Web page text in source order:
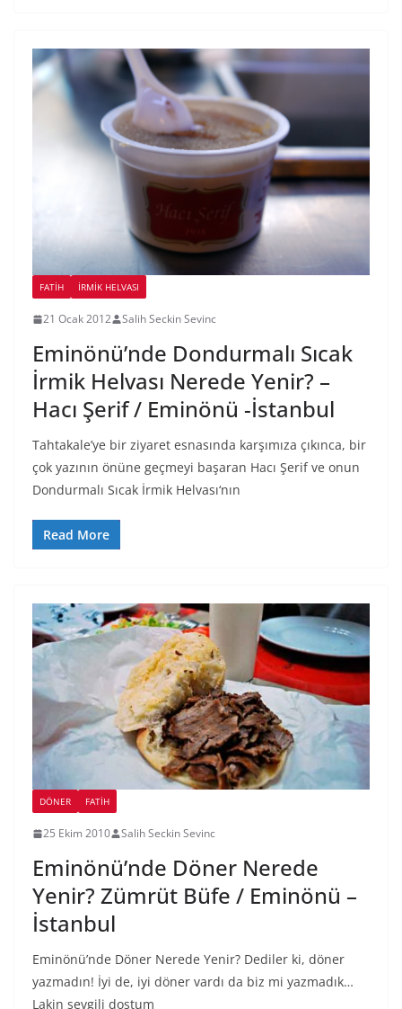
FATIH İRMIK HELVASI
21 Ocak 2012 Salih Seckin Sevinc
Eminönü’nde Dondurmalı Sıcak
İrmik Helvası Nerede Yenir? –
Hacı Şerif / Eminönü -İstanbul
Tahtakale’ye bir ziyaret esnasında karşımıza çıkınca, bir
çok yazının önüne geçmeyi başaran Hacı Şerif ve onun
Dondurmalı Sıcak İrmik Helvası‘nın
Read More
DÖNER FATIH
25 Ekim 2010 Salih Seckin Sevinc
Eminönü’nde Döner Nerede
Yenir? Zümrüt Büfe / Eminönü –
İstanbul
Eminönü’nde Döner Nerede Yenir? Dediler ki, döner
yazmadın! İyi de, iyi döner vardı da biz mi yazmadık…
Lakin sevgili dostum